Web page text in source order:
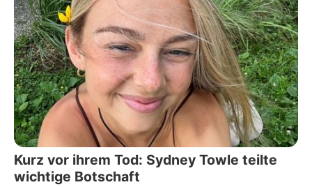
Kurz vor ihrem Tod: Sydney Towle teilte
wichtige Botschaft